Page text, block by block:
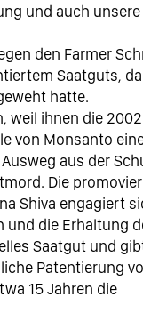
und auch
den Farmer
Saatguts,
hatte.
weil ihnen die
von Monsanto
aus der
Die
Shiva engagiert
und die Erhaltung
Saatgut und
Patentierung
15 Jahren die